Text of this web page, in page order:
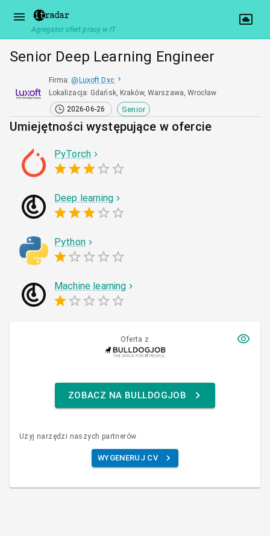
Agregator ofert pracy w IT
Senior Deep Learning Engineer
Firma: @ Luxoft Dxc
Lokalizacja: Gdańsk, Kraków, Warszawa, Wrocław
2026-06-26
Senior
Umiejętności występujące w ofercie
PyTorch
Deep learning
Python
Machine learning
Oferta z
ZOBACZ NA BULLDOGJOB
Użyj narzędzi naszych partnerów
WYGENERUJ CV